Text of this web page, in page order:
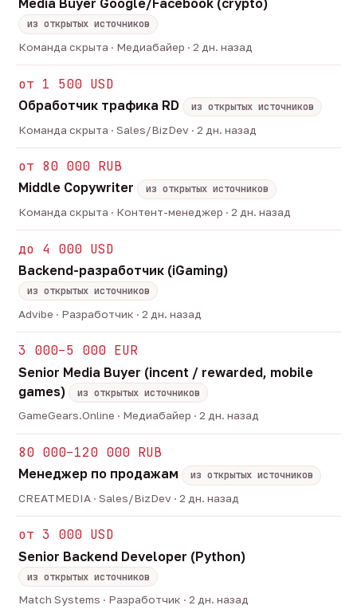
Media Buyer Google/Facebook (crypto)
из открытых источников
Команда скрыта · Медиабайер · 2 дн. назад
от 1 500 USD
Обработчик трафика RD
из открытых источников
Команда скрыта · Sales/BizDev · 2 дн. назад
от 80 000 RUB
Middle Copywriter
из открытых источников
Команда скрыта · Контент-менеджер · 2 дн. назад
до 4 000 USD
Backend-разработчик (iGaming)
из открытых источников
Advibe · Разработчик · 2 дн. назад
3 000–5 000 EUR
Senior Media Buyer (incent / rewarded, mobile
games)
из открытых источников
GameGears.Online · Медиабайер · 2 дн. назад
80 000–120 000 RUB
Менеджер по продажам
из открытых источников
CREATMEDIA · Sales/BizDev · 2 дн. назад
от 3 000 USD
Senior Backend Developer (Python)
из открытых источников
Match Systems · Разработчик · 2 дн. назад